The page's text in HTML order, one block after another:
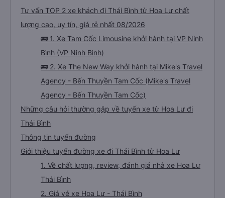
Tư vấn TOP 2 xe khách đi Thái Bình từ Hoa Lư chất
lượng cao, uy tín, giá rẻ nhất 08/2026
🚌 1. Xe Tam Cốc Limousine khởi hành tại VP Ninh
Bình (VP Ninh Bình)
🚌 2. Xe The New Way khởi hành tại Mike's Travel
Agency - Bến Thuyền Tam Cốc (Mike's Travel
Agency - Bến Thuyền Tam Cốc)
Những câu hỏi thường gặp về tuyến xe từ Hoa Lư đi
Thái Bình
Thông tin tuyến đường
Giới thiệu tuyến đường xe đi Thái Bình từ Hoa Lư
1. Về chất lượng, review, đánh giá nhà xe Hoa Lư
Thái Bình
2. Giá vé xe Hoa Lư - Thái Bình